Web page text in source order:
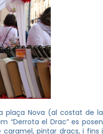
plaça Nova (al costat de la
“Derrota el Drac” es posen
pintar dracs, i fins i